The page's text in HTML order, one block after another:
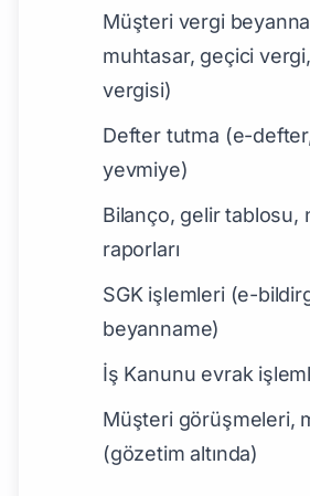
Müşteri vergi
muhtasar, geçici vergi,
vergisi)
Defter tutma (e-
yevmiye)
Bilanço, gelir tablosu,
raporları
SGK işlemleri (e-
beyanname)
İş Kanunu evrak
Müşteri görüşmeleri,
(gözetim altında)